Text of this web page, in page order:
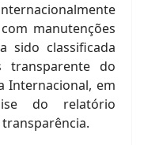
manutenções
sido classificada
transparente do
Internacional, em
do relatório